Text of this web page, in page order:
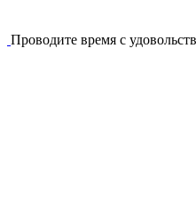
Проводите время с